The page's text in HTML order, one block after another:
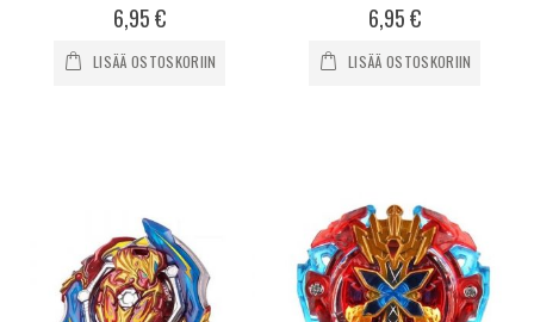
0%6,95 €
LISÄÄ OSTOSKORIIN
0%6,95 €
LISÄÄ OSTOSKORIIN